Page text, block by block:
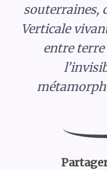
souterraines,
Verticale
entre